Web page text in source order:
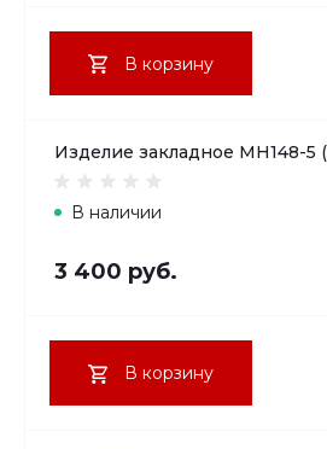
В корзину
Изделие закладное МН148-5
В наличии
3 400 руб.
В корзину